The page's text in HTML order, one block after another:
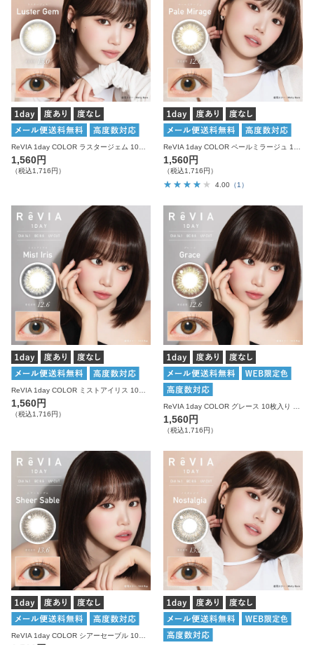
1,560円
（税込1,716円）
1,560円
（税込1,716円）
4.00 （1）
1,560円
（税込1,716円） 1,560円
（税込1,716円）